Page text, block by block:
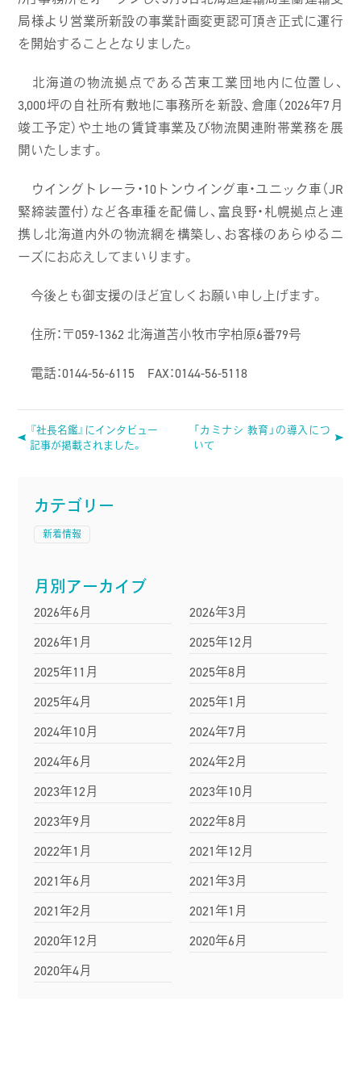
局様より営業所新設の事業計画変更認可頂き正式に運行
を開始することとなりました。
北海道の物流拠点である苫東工業団地内に位置し、
3,000坪の自社所有敷地に事務所を新設、倉庫（2026年7月
竣工予定）や土地の賃貸事業及び物流関連附帯業務を展
開いたします。
ウイングトレーラ・10トンウイング車・ユニック車（JR
緊締装置付）など各車種を配備し、富良野・札幌拠点と連
携し北海道内外の物流網を構築し、お客様のあらゆるニ
ーズにお応えしてまいります。
今後とも御支援のほど宜しくお願い申し上げます。
住所：〒059-1362 北海道苫小牧市字柏原6番79号
電話：0144-56-6115 FAX：0144-56-5118
『社長名鑑』にインタビュー
記事が掲載されました。
「カミナシ 教育」の導入につ
いて
カテゴリー
新着情報
月別アーカイブ
2026年6月
2026年3月
2026年1月
2025年12月
2025年11月
2025年8月
2025年4月
2025年1月
2024年10月
2024年7月
2024年6月
2024年2月
2023年12月
2023年10月
2023年9月
2022年8月
2022年1月
2021年12月
2021年6月
2021年3月
2021年2月
2021年1月
2020年12月
2020年6月
2020年4月